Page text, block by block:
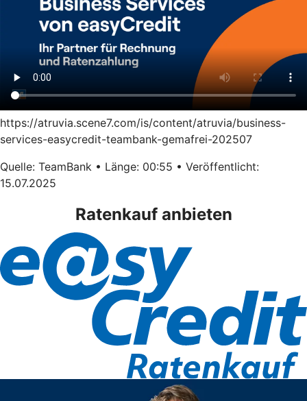
https://atruvia.scene7.com/is/content/atruvia/business-
services-easycredit-teambank-gemafrei-202507
Quelle: TeamBank • Länge: 00:55 • Veröffentlicht:
15.07.2025
Ratenkauf anbieten